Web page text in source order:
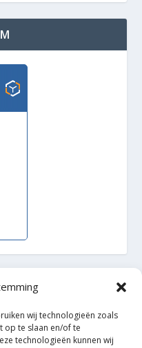
wij technologieën zoals
op te slaan en/of te
technologieën kunnen wij